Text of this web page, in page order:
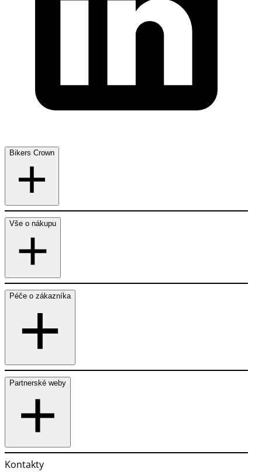
Bikers Crown
Vše o nákupu
Péče o zákazníka
Partnerské weby
Kontakty